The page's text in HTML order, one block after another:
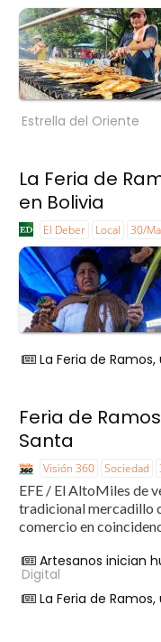
Estrella del Oriente
La Feria de
en Bolivia
El Deber Local 30/
La Feria de
Feria de
Santa
Visión 360 Sociedad
EFE / El AltoMiles de
tradicional mercadillo
comercio en
Artesanos inician
Digital
La Feria de